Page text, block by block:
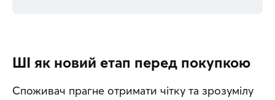
ШІ як новий етап перед покупкою
Споживач прагне отримати чітку та зрозумілу